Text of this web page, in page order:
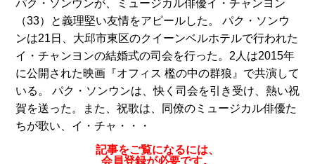
パク・ソンウンが、ミュージカル俳優イ・チャンヨン
（33）と義理堅い友情をアピールした。 パク・ソンウ
ンは21日、大邱市東区のクイーンベルホテルで行われた
イ・チャンヨンの結婚式の司会を行った。2人は2015年
に公開された映画『オフィス 檻の中の群狼』で共演して
いる。 パク・ソンウンは、快く司会を引き受け、熱い祝
賀を送った。また、祝歌は、同僚のミュージカル俳優た
ちが歌い、イ・チャ・・・
記事をご覧になるには、
会員登録が必要です。